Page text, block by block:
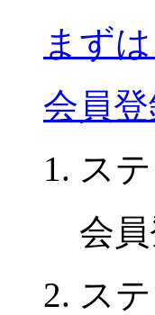
まず
会員
ス
会員
ス